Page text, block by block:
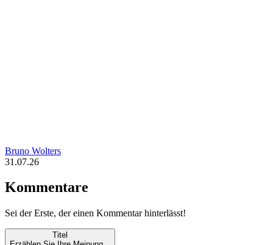
Bruno Wolters
31.07.26
Kommentare
Sei der Erste, der einen Kommentar hinterlässt!
Titel